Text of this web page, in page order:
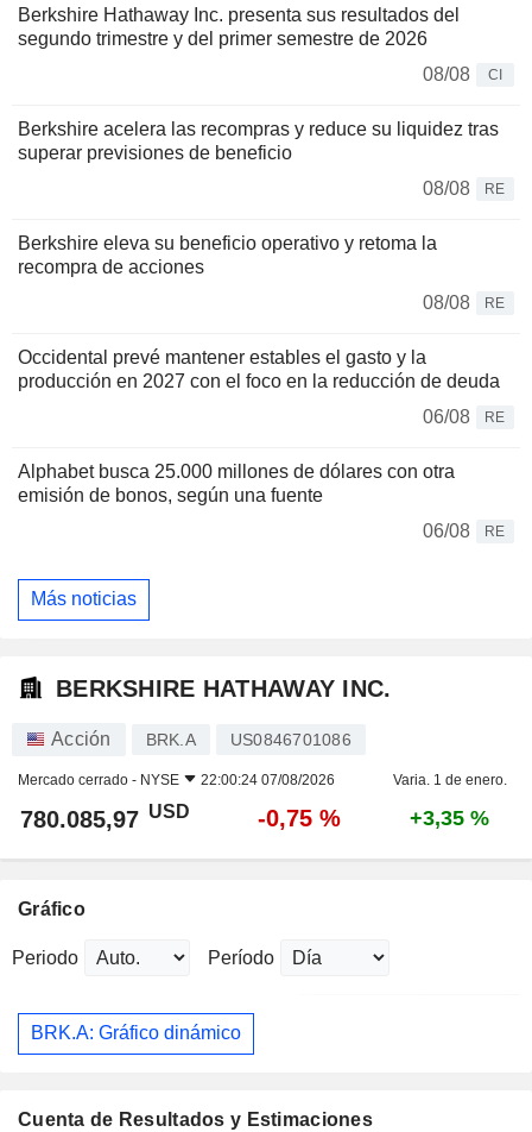
Berkshire Hathaway Inc. presenta sus resultados del
segundo trimestre y del primer semestre de 2026
08/08
CI
Berkshire acelera las recompras y reduce su liquidez tras
superar previsiones de beneficio
08/08
RE
Berkshire eleva su beneficio operativo y retoma la
recompra de acciones
08/08
RE
Occidental prevé mantener estables el gasto y la
producción en 2027 con el foco en la reducción de deuda
06/08
RE
Alphabet busca 25.000 millones de dólares con otra
emisión de bonos, según una fuente
06/08
RE
Más noticias
BERKSHIRE HATHAWAY INC.
Acción BRK.A US0846701086
Mercado cerrado - NYSE 22:00:24 07/08/2026 Varia. 1 de enero.
780.085,97 USD -0,75 % +3,35 %
Gráfico
Periodo Período
BRK.A: Gráfico dinámico
Cuenta de Resultados y Estimaciones